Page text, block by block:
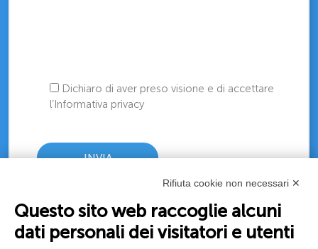
Dichiaro di aver preso visione e di accettare
l’Informativa privacy
Rifiuta cookie non necessari ✕
Questo sito web raccoglie alcuni
dati personali dei visitatori e utenti